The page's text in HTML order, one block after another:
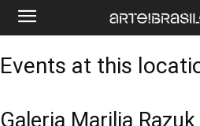
Events at this
Galeria Marilia Razuk